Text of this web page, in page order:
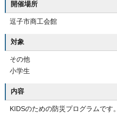
開催場所
逗子市商工会館
対象
その他
小学生
内容
KIDSのための防災プログラムです。